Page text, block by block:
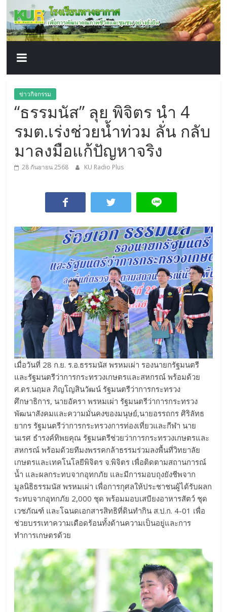
content
โรงเรียน
ทาง
อากาศ​
เพื่อ
พัฒนา
คุณภาพ
ชีวิต
ข่าวกิจกรรม
“ธรรมนัส” ลุย พิจิตร นำ 4
รมต.เร่งช่วยน้ำท่วม ลั่น กลับ
มาลงมือแก้ปัญหาจริง
28 กันยายน 2568 KU Radio Plus
เมื่อวันที่ 28 ก.ย. ร.อ.ธรรมนัส พรหมเผ่า รองนายกรัฐมนตรี
และรัฐมนตรีว่าการกระทรวงเกษตรและสหกรณ์ พร้อมด้วย
ศ.ดร.นฤมล ภิญโญสินวัฒน์ รัฐมนตรีว่าการกระทรวง
ศึกษาธิการ, นายอัครา พรหมเผ่า รัฐมนตรีว่าการกระทรวง
พัฒนาสังคมและความมั่นคงของมนุษย์,นายอรรถกร ศิริลัทธ
ยากร รัฐมนตรีว่าการกระทรวงการท่องเที่ยวและกีฬา นาย
นเรศ ธำรงค์ทิพยคุณ รัฐมนตรีช่วย​ว่าการกระทรวงเกษตรและ
สหกรณ์ พร้อมด้วยทีมงพรรคกล้าธรรมร่วมลงพื้นที่วิทยาลัย
เกษตรและเทคโนโลยีพิจิตร จ.พิจิตร เพื่อติดตามสถานการณ์
น้ำ และผลกระทบจากอุทกภัย และมีการมอบถุงยังชีพจาก
มูลนิธิธรรมนัส พรหมเผ่า เพื่อการกุศลให้ประชาชนผู้ได้รับผลก
ระทบจากอุทกภัย 2,000 ชุด พร้อมมอบเสบียงอาหารสัตว์ ชุด
เวชภัณฑ์ และโฉนดเอกสารสิทธิที่ดินทำกิน ส.ป.ก. 4-01 เพื่อ
ช่วยบรรเทาความเดือดร้อนทั้งด้านความเป็นอยู่และการ
ทำการเกษตรด้วย